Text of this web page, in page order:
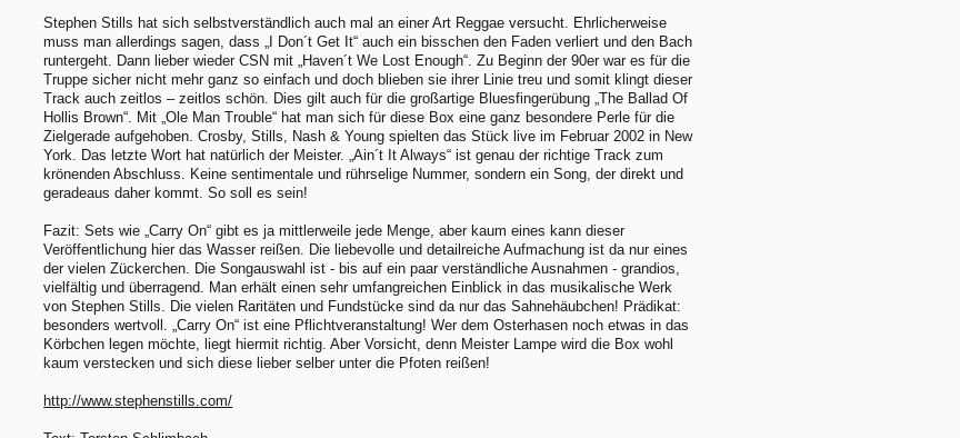
Stephen Stills hat sich selbstverständlich auch mal an einer Art Reggae versucht. Ehrlicherweise
muss man allerdings sagen, dass „I Don´t Get It“ auch ein bisschen den Faden verliert und den Bach
runtergeht. Dann lieber wieder CSN mit „Haven´t We Lost Enough“. Zu Beginn der 90er war es für die
Truppe sicher nicht mehr ganz so einfach und doch blieben sie ihrer Linie treu und somit klingt dieser
Track auch zeitlos – zeitlos schön. Dies gilt auch für die großartige Bluesfingerübung „The Ballad Of
Hollis Brown“. Mit „Ole Man Trouble“ hat man sich für diese Box eine ganz besondere Perle für die
Zielgerade aufgehoben. Crosby, Stills, Nash & Young spielten das Stück live im Februar 2002 in New
York. Das letzte Wort hat natürlich der Meister. „Ain´t It Always“ ist genau der richtige Track zum
krönenden Abschluss. Keine sentimentale und rührselige Nummer, sondern ein Song, der direkt und
geradeaus daher kommt. So soll es sein!
Fazit: Sets wie „Carry On“ gibt es ja mittlerweile jede Menge, aber kaum eines kann dieser
Veröffentlichung hier das Wasser reißen. Die liebevolle und detailreiche Aufmachung ist da nur eines
der vielen Zückerchen. Die Songauswahl ist - bis auf ein paar verständliche Ausnahmen - grandios,
vielfältig und überragend. Man erhält einen sehr umfangreichen Einblick in das musikalische Werk
von Stephen Stills. Die vielen Raritäten und Fundstücke sind da nur das Sahnehäubchen! Prädikat:
besonders wertvoll. „Carry On“ ist eine Pflichtveranstaltung! Wer dem Osterhasen noch etwas in das
Körbchen legen möchte, liegt hiermit richtig. Aber Vorsicht, denn Meister Lampe wird die Box wohl
kaum verstecken und sich diese lieber selber unter die Pfoten reißen!
http://www.stephenstills.com/